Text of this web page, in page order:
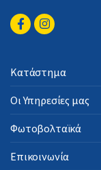
Κατάστημα
Οι Υπηρεσίες μας
Φωτοβολταϊκά
Επικοινωνία